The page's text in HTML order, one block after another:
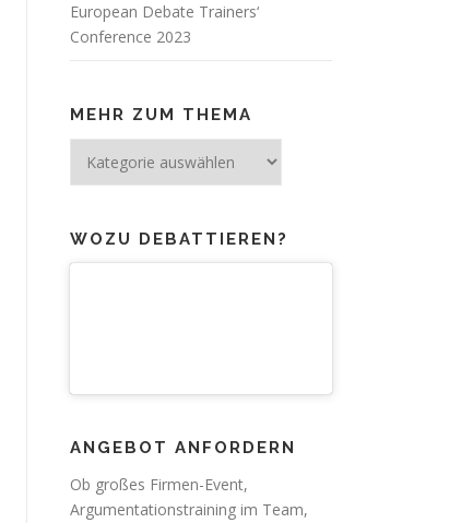
European Debate Trainers‘
Conference 2023
MEHR ZUM THEMA
zum
WOZU DEBATTIEREN?
ANGEBOT ANFORDERN
Ob großes Firmen-Event,
Argumentationstraining im Team,